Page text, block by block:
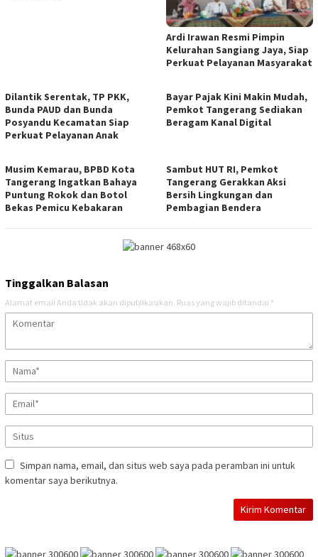
Ardi Irawan Resmi Pimpin
Kelurahan Sangiang Jaya, Siap
Perkuat Pelayanan Masyarakat
Dilantik Serentak, TP PKK,
Bunda PAUD dan Bunda
Posyandu Kecamatan Siap
Perkuat Pelayanan Anak
Bayar Pajak Kini Makin Mudah,
Pemkot Tangerang Sediakan
Beragam Kanal Digital
Musim Kemarau, BPBD Kota
Tangerang Ingatkan Bahaya
Puntung Rokok dan Botol
Bekas Pemicu Kebakaran
Sambut HUT RI, Pemkot
Tangerang Gerakkan Aksi
Bersih Lingkungan dan
Pembagian Bendera
Tinggalkan Balasan
Alamat email Anda tidak akan dipublikasikan. Ruas yang wajib ditandai *
Simpan nama, email, dan situs web saya pada peramban ini untuk
komentar saya berikutnya.